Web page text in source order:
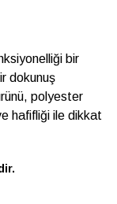
bir
dokunuş
polyester
hafifliği ile dikkat